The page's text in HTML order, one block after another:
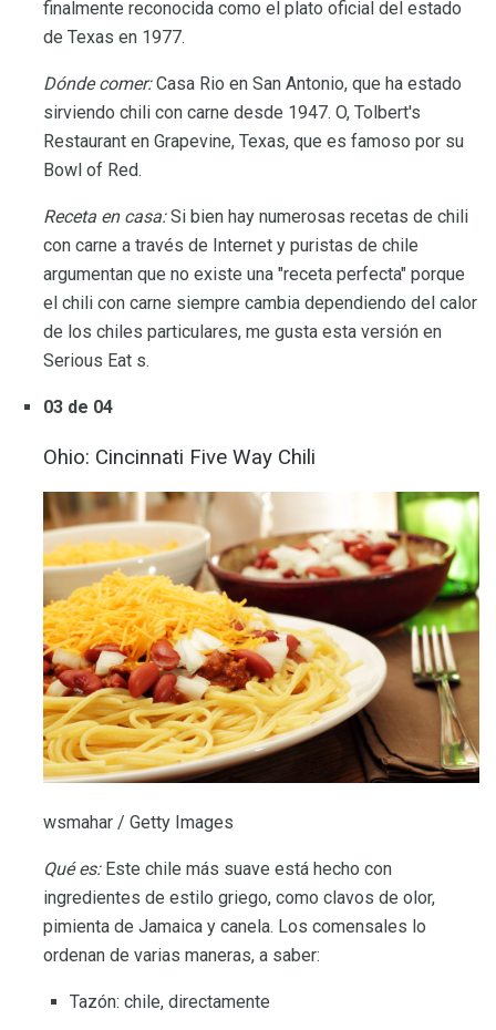
finalmente reconocida como el plato oficial del estado
de Texas en 1977.
Dónde comer:Casa Rio en San Antonio, que ha estado
sirviendo chili con carne desde 1947. O, Tolbert's
Restaurant en Grapevine, Texas, que es famoso por su
Bowl of Red.
Receta en casa:Si bien hay numerosas recetas de chili
con carne a través de Internet y puristas de chile
argumentan que no existe una "receta perfecta" porque
el chili con carne siempre cambia dependiendo del calor
de los chiles particulares, me gusta esta versión en
Serious Eat s.
03 de 04
Ohio: Cincinnati Five Way Chili
wsmahar / Getty Images
Qué es:Este chile más suave está hecho con
ingredientes de estilo griego, como clavos de olor,
pimienta de Jamaica y canela. Los comensales lo
ordenan de varias maneras, a saber:
Tazón: chile, directamente